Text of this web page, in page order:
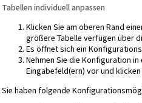
Tabellen individuell anpassen
Klicken Sie am oberen Rand
größere Tabelle verfügen über
Es öffnet sich ein
Nehmen Sie die Konfiguration
Eingabefeld(ern) vor und
Sie haben folgende